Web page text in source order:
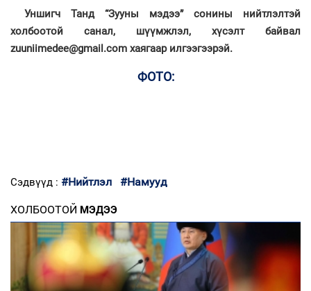
Уншигч Танд “Зууны мэдээ” сонины нийтлэлтэй
холбоотой санал, шүүмжлэл, хүсэлт байвал
zuuniimedee@gmail.com хаягаар илгээгээрэй.
ФОТО:
Сэдвүүд : #Нийтлэл #Намууд
ХОЛБООТОЙ МЭДЭЭ